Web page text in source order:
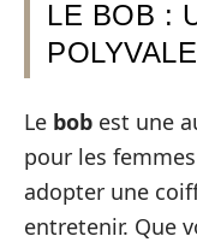
LE BOB :
Le bob est une
pour les
adopter une
entretenir. Que